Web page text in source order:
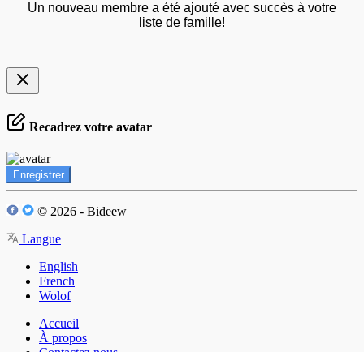
Un nouveau membre a été ajouté avec succès à votre
liste de famille!
Recadrez votre avatar
Enregistrer
© 2026 - Bideew
Langue
English
French
Wolof
Accueil
À propos